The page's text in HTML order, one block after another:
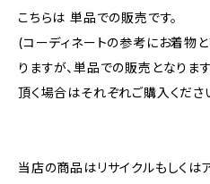
こちらは 単品での販売です。
(コーディネートの参考にお着物
りますが、単品での販売となりま
頂く場合はそれぞれご購入くださ
当店の商品はリサイクルもしくは